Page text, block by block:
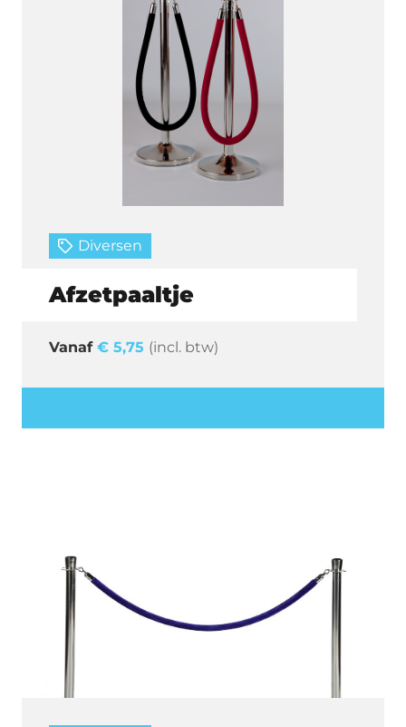
Diversen
Afzetpaaltje
€ 5,75 (incl. btw)